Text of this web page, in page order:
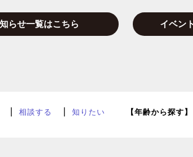
らせ一覧はこちら イベン
相談する 知りたい 【年齢から探す】